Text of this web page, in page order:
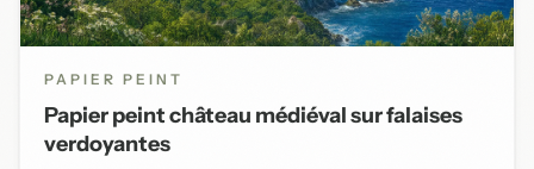
PAPIER PEINT
Papier peint château médiéval sur falaises
verdoyantes